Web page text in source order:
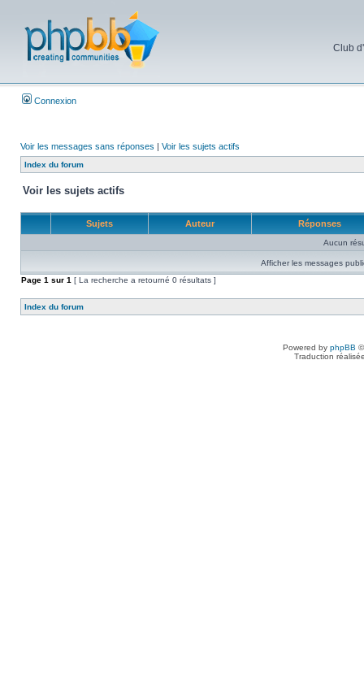
Club
Connexion
Voir les messages sans réponses | Voir les sujets actifs
Index du forum
Voir les sujets actifs
Sujets Auteur Réponses
Aucun
Afficher les messages
Page 1 sur 1 [ La recherche a retourné 0 résultats ]
Index du forum
Powered by phpBB
Traduction